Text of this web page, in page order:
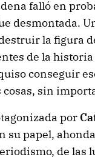
falló en
desmontada.
la figura
de la historia
conseguir
cosas, sin
por
su papel,
de las